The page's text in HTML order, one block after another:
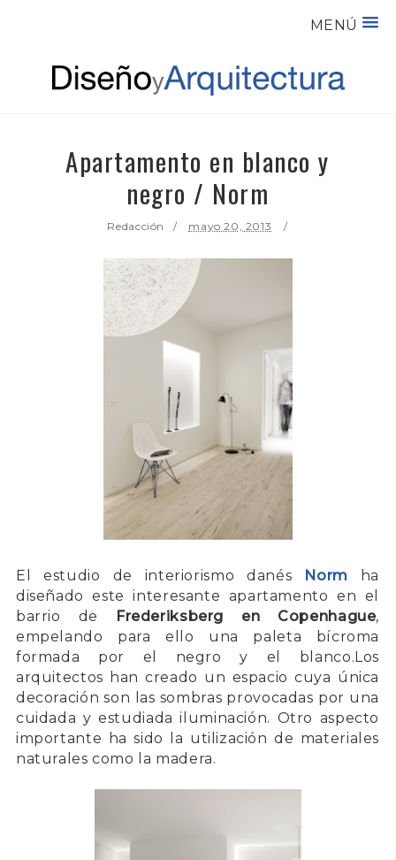
MENÚ
Apartamento en blanco y
negro / Norm
Redacción mayo 20, 2013
El estudio de interiorismo danés Norm
ha
diseñado este interesante apartamento en el
barrio de
Frederiksberg en Copenhague,
empelando para ello una paleta bícroma
formada por el negro y el blanco.Los
arquitectos han creado un espacio cuya única
decoración son las sombras provocadas por una
cuidada y estudiada iluminación. Otro aspecto
importante ha sido la utilización de materiales
naturales como la madera.